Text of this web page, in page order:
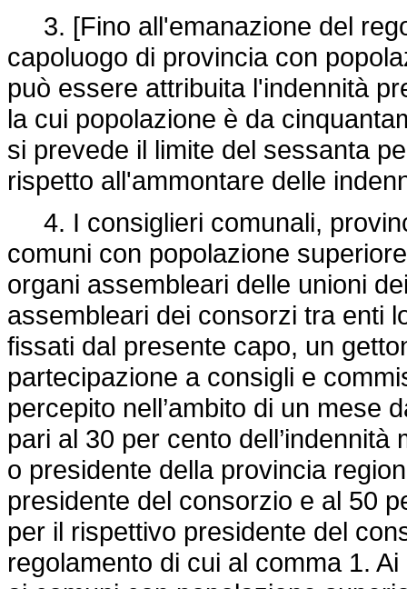
3. [Fino all'emanazione del
capoluogo di provincia con
può essere attribuita l'indennità
la cui popolazione è da
si prevede il limite del sessanta
rispetto all'ammontare delle
4. I consiglieri comunali,
comuni con popolazione
organi assembleari delle unioni
assembleari dei consorzi tra enti
fissati dal presente capo, un
partecipazione a consigli e
percepito nell’ambito di un mese
pari al 30 per cento
o presidente della provincia
presidente del consorzio e al 50
per il rispettivo presidente del
regolamento di cui al comma 1.